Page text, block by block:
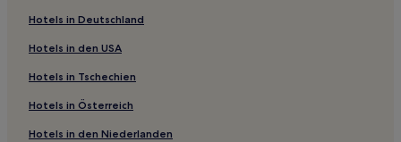
Pong Saen Thong Hotels
Lai Hin Hotels
Na Sak Hotels
Hotels nahe Chae Son-Wasserfall
Hotels in Deutschland
Hotels in den USA
Hotels in Tschechien
Hotels in Österreich
Hotels in den Niederlanden